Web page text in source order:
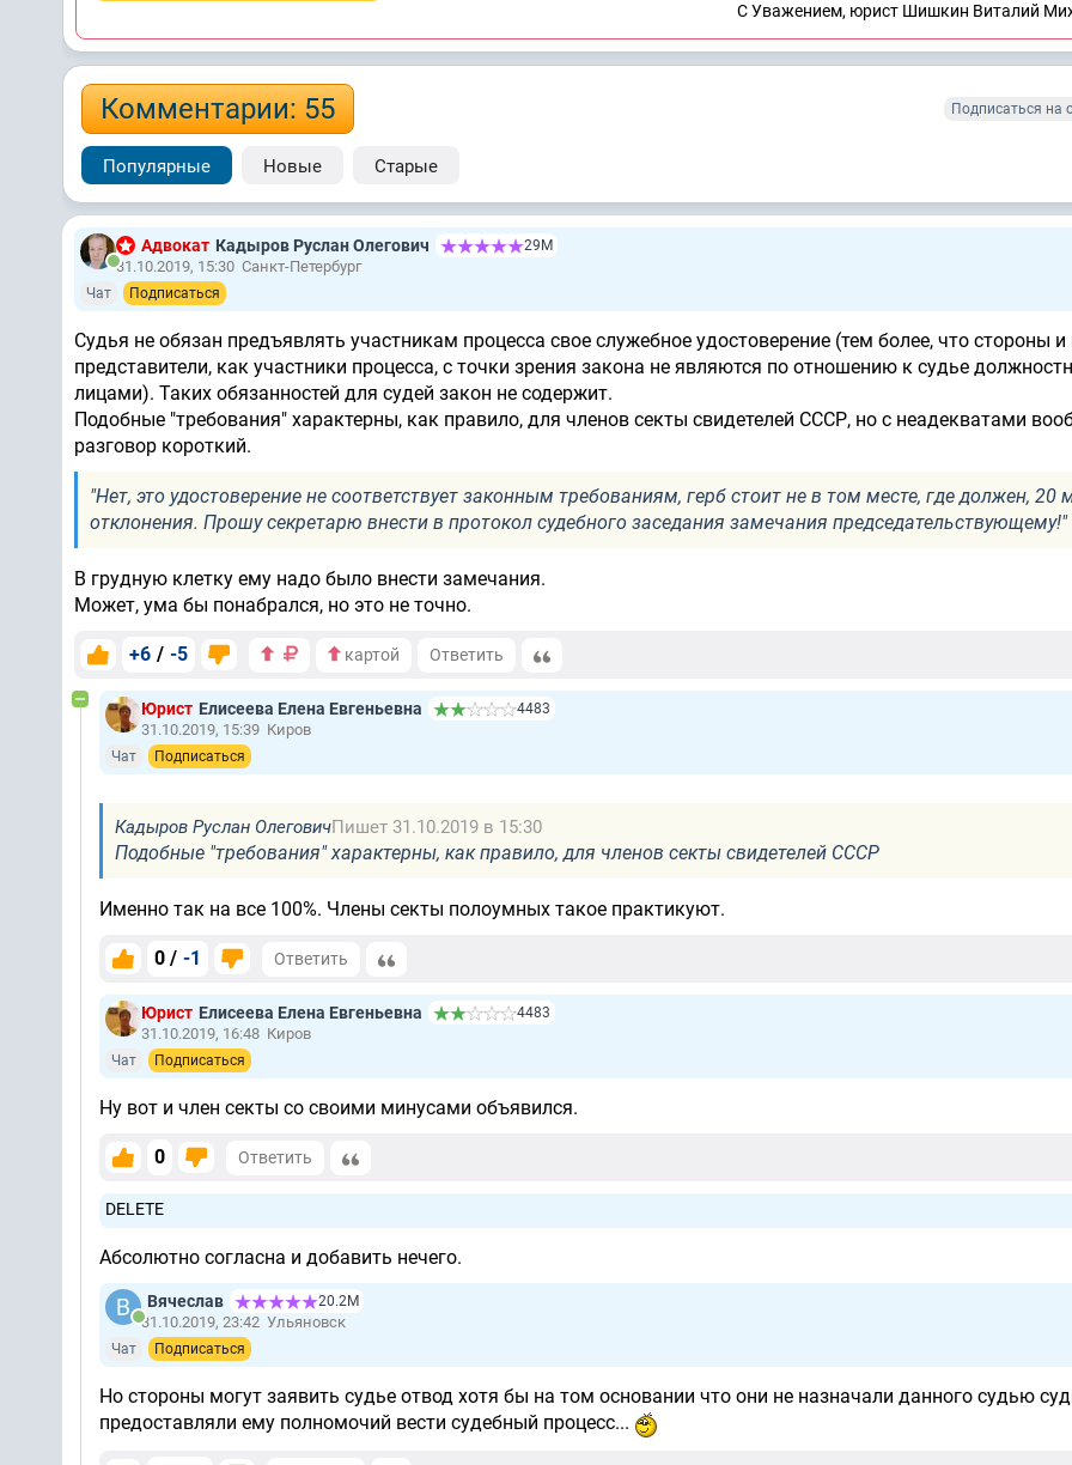
C Уважением, юрист Шишкин Виталий
Комментарии: 55 Подписаться на
Популярные Новые Старые
Адвокат Кадыров Руслан Олегович 29М
31.10.2019, 15:30 Санкт-Петербург
Чат Подписаться
Судья не обязан предъявлять участникам процесса свое служебное удостоверение (тем более, что стороны и
представители, как участники процесса, с точки зрения закона не являются по отношению к судье
лицами). Таких обязанностей для судей закон не содержит.
Подобные "требования" характерны, как правило, для членов секты свидетелей СССР, но с неадекватами
разговор короткий.
"Нет, это удостоверение не соответствует законным требованиям, герб стоит не в том месте, где должен, 20
отклонения. Прошу секретарю внести в протокол судебного заседания замечания председательствующему!"
В грудную клетку ему надо было внести замечания.
Может, ума бы понабрался, но это не точно.
+6 / -5 картой Ответить
Юрист Елисеева Елена Евгеньевна 4483
31.10.2019, 15:39 Киров
Чат Подписаться
Кадыров Руслан ОлеговичПишет 31.10.2019 в 15:30
Подобные "требования" характерны, как правило, для членов секты свидетелей СССР
Именно так на все 100%. Члены секты полоумных такое практикуют.
0 / -1 Ответить
Юрист Елисеева Елена Евгеньевна 4483
31.10.2019, 16:48 Киров
Чат Подписаться
Ну вот и член секты со своими минусами объявился.
0 Ответить
DELETE
Абсолютно согласна и добавить нечего.
Вячеслав 20.2М
31.10.2019, 23:42 Ульяновск
Чат Подписаться
Но стороны могут заявить судье отвод хотя бы на том основании что они не назначали данного судью
предоставляли ему полномочий вести судебный процесс...